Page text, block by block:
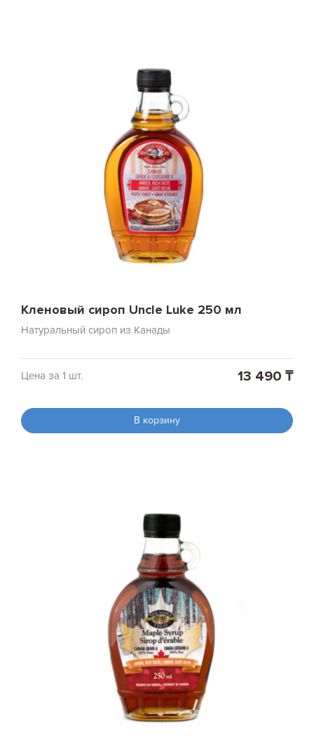
Кленовый сироп Uncle Luke 250 мл
Натуральный сироп из Канады
Цена за 1 шт. 13 490 ₸
В корзину